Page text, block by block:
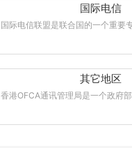
国际电信
国际电信联盟是联合国的一个重要
其它地区
香港OFCA通讯管理局是一个政府